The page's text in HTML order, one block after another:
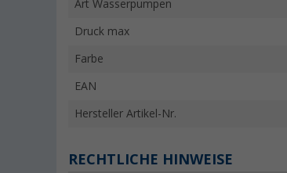
Art Wasserpumpen
Druck max
Farbe
EAN
Hersteller Artikel-Nr.
RECHTLICHE HINWEISE